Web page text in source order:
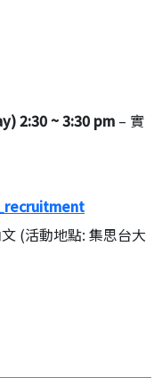
2:30 ~ 3:30 pm – 實
(活動地點: 集思台大